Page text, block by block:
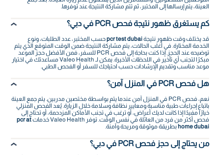
العينة، يتم إرسالها إلى المختبر، ثم تتم مشاركة النتيجة عند توفرها.
كم يستغرق ظهور نتيجة فحص PCR في دبي؟
قد يختلف وقت ظهور نتيجةpcr test dubaiحسب المختبر، عدد الطلبات، ونوع
الخدمة المختارة. في أغلب الحالات، يتم مشاركة النتيجة ضمن الوقت المتوقع الذي يتم
توضيحه عند الحجز. إذا كنت بحاجة إلى فحص PCR للسفر، فمن الأفضل حجز الموعد
مبكرًا لتجنب أي تأخير في اللحظات الأخيرة. يمكن لـ Valeo Health مساعدتك في اختيار
موعد مناسب وتقديم الإرشادات حسب احتياجك للسفر أو الفحص الطبي.
هل فحص PCR في المنزل آمن؟
نعم، فحص PCR في المنزل آمن عندما يتم بواسطة مختصين مدربين. يتم جمع العينة
باتباع إجراءات طبية مناسبة ومعايير نظافة وسلامة خلال الزيارة. يُعد الفحص المنزلي
خيارًا مفيدًا إذا كانت لديك أعراض، أو ترغب في تجنب الأماكن المزدحمة، أو تحتاج إلى
فحص أكثر من فرد من العائلة في نفس الوقت. توفر Valeo Health خدمات
pcr at
home dubai بطريقة موثوقة ومريحة وآمنة.
من يحتاج إلى حجز فحص PCR في دبي؟